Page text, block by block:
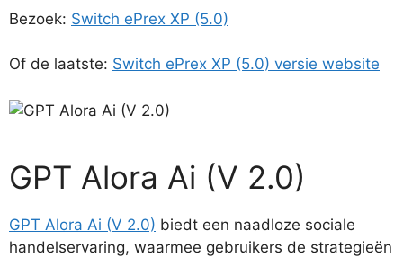
Bezoek: Switch ePrex XP (5.0)
Of de laatste: Switch ePrex XP (5.0) versie website
GPT Alora Ai (V 2.0)
GPT Alora Ai (V 2.0) biedt een naadloze sociale
handelservaring, waarmee gebruikers de strategieën